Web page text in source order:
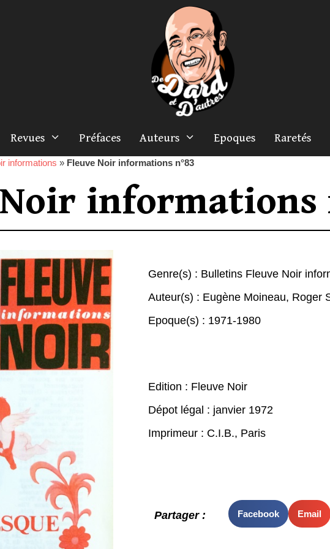
Revues Préfaces Auteurs Epoques Raretés
informations » Fleuve Noir informations n°83
informations
Genre(s) : Bulletins Fleuve Noir
Auteur(s) : Eugène Moineau, Roger
Epoque(s) : 1971-1980
Edition : Fleuve Noir
Dépot légal : janvier 1972
Imprimeur : C.I.B., Paris
Partager : Facebook Email